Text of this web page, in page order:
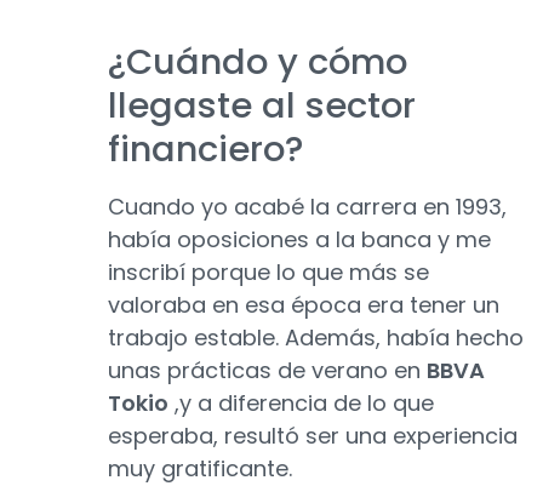
¿Cuándo y cómo
llegaste al sector
financiero?
Cuando yo acabé la carrera en 1993,
había oposiciones a la banca y me
inscribí porque lo que más se
valoraba en esa época era tener un
trabajo estable. Además, había hecho
unas prácticas de verano en BBVA
Tokio ,y a diferencia de lo que
esperaba, resultó ser una experiencia
muy gratificante.